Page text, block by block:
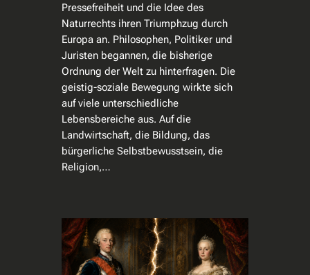
Pressefreiheit und die Idee des
Naturrechts ihren Triumphzug durch
Europa an. Philosophen, Politiker und
Juristen begannen, die bisherige
Ordnung der Welt zu hinterfragen. Die
geistig-soziale Bewegung wirkte sich
auf viele unterschiedliche
Lebensbereiche aus. Auf die
Landwirtschaft, die Bildung, das
bürgerliche Selbstbewusstsein, die
Religion,…